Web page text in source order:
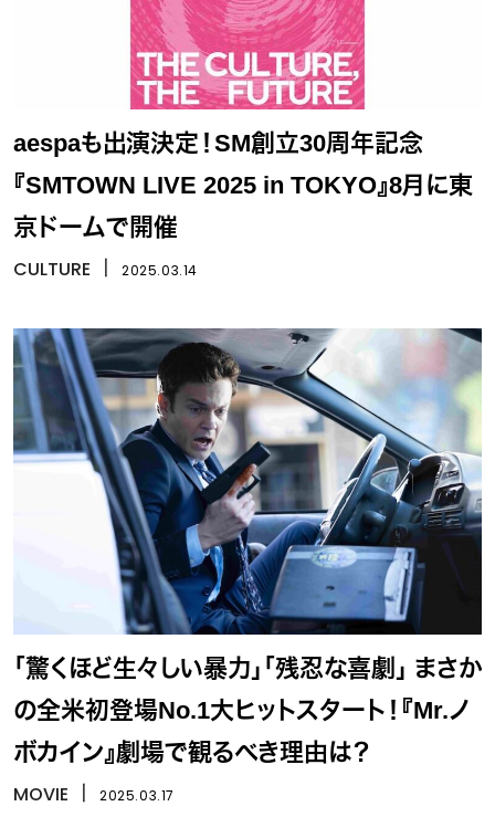
aespaも出演決定！SM創立30周年記念
『SMTOWN LIVE 2025 in TOKYO』8月に東
京ドームで開催
CULTURE 2025.03.14
「驚くほど生々しい暴力」「残忍な喜劇」 まさか
の全米初登場No.1大ヒットスタート！『Mr.ノ
ボカイン』劇場で観るべき理由は？
MOVIE 2025.03.17